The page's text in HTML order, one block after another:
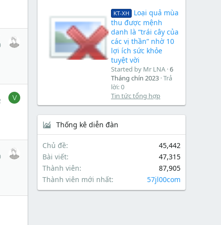
V
KT-XH
Loại quả mùa
thu được mệnh
danh là “trái cây của
các vị thần” nhờ 10
lợi ích sức khỏe
tuyệt vời
Started by Mr LNA 6
Tháng chín 2023 Trả
lời: 0
Tin tức tổng hợp
Thống kê diễn đàn
Chủ đề
45,442
Bài viết
47,315
Thành viên
87,905
Thành viên mới nhất
57jl00com